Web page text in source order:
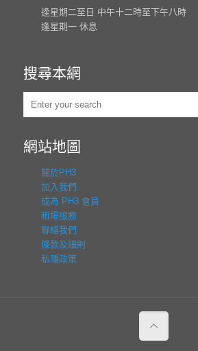
逢星期二至日 中午十二時至下午八時
逢星期一 休息
搜尋本網
網站地圖
關於PH3
加入我們
成為 PH3 會員
租場服務
聯絡我們
條款及細則
私隱政策